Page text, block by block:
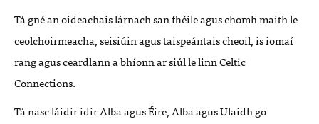
Tá gné an oideachais lárnach san fhéile agus chomh maith le
ceolchoirmeacha, seisiúin agus taispeántais cheoil, is iomaí
rang agus ceardlann a bhíonn ar siúl le linn Celtic
Connections.
Tá nasc láidir idir Alba agus Éire, Alba agus Ulaidh go